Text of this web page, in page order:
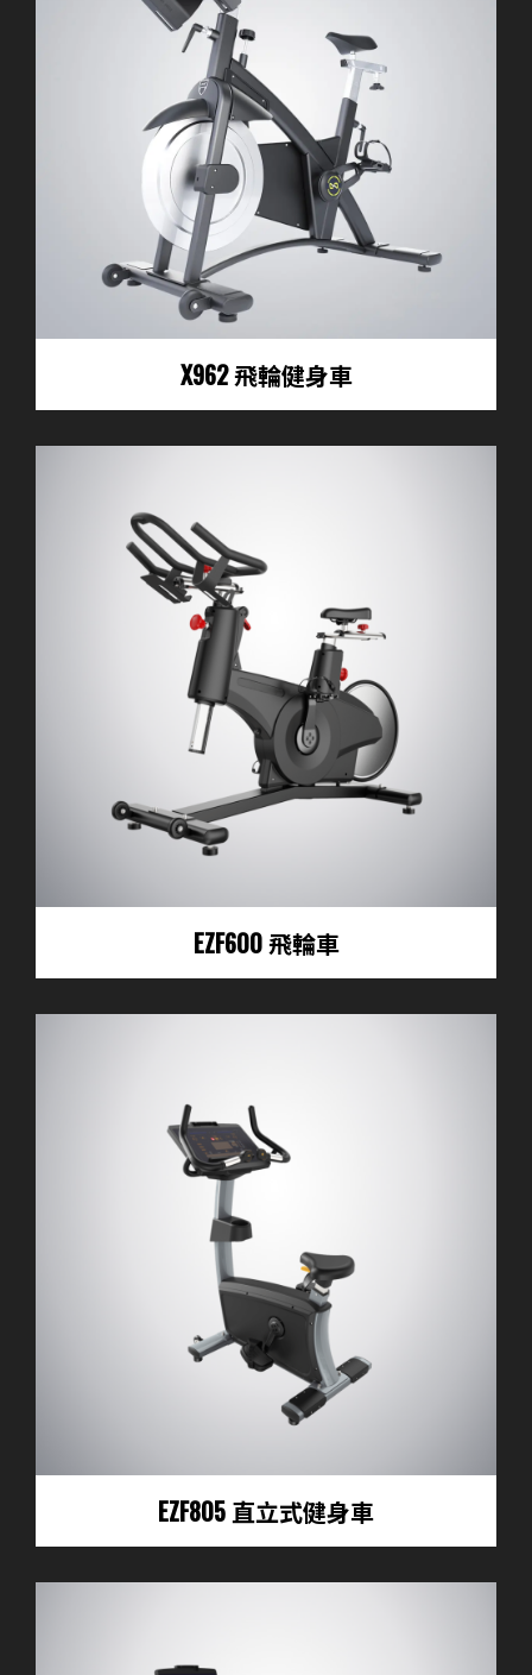
X962 飛輪健身車
EZF600 飛輪車
EZF805 直立式健身車